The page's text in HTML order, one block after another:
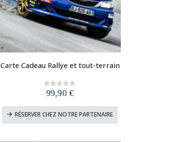
Carte Cadeau Rallye et tout-terrain
0out of 5
99,90 €
RÉSERVER CHEZ NOTRE PARTENAIRE